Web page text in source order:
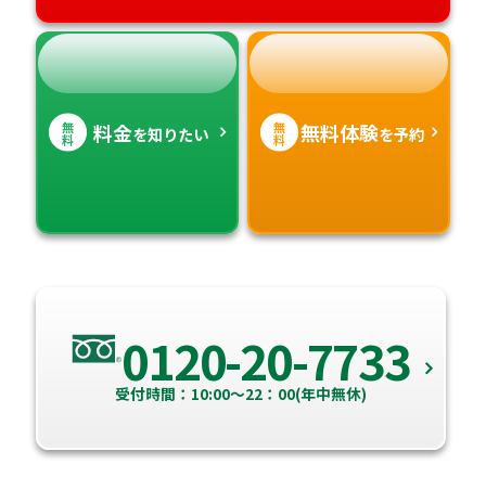
無
料 料金を知りたい 無
料 無料体験を予約
0120-20-7733
受付時間：10:00～22：00(年中無休)